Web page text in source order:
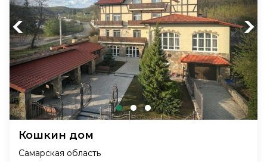
Previous Next
Кошкин дом
Самарская область